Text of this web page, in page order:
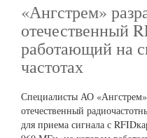
«Ангстрем»
отечественный
работающий на
частотах
Специалисты АО
отечественный
для приема сигнала с